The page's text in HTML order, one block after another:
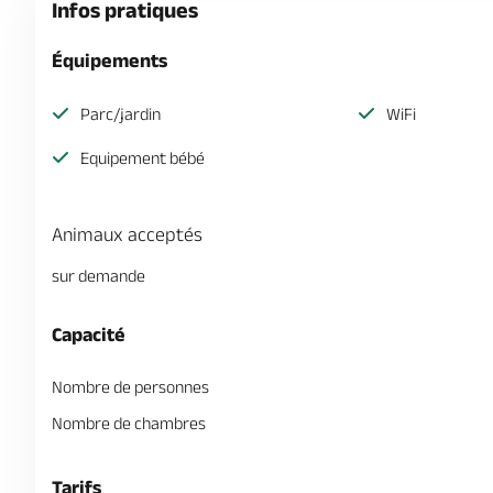
Infos pratiques
Équipements
Parc/jardin WiFi
Equipement bébé
Animaux acceptés
sur demande
Capacité
Nombre de personnes
Nombre de chambres
Tarifs